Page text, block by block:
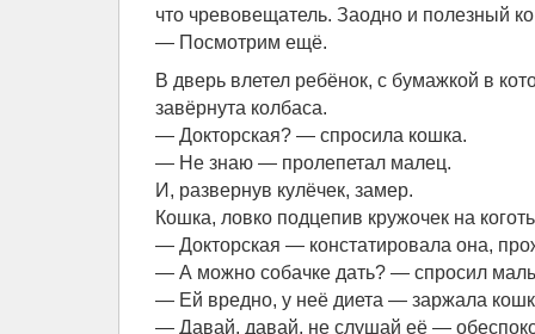
что чревовещатель. Заодно и полезный
— Посмотрим ещё.
В дверь влетел ребёнок, с бумажкой в
завёрнута колбаса.
— Докторская? — спросила кошка.
— Не знаю — пролепетал малец.
И, развернув кулёчек, замер.
Кошка, ловко подцепив кружочек на
— Докторская — констатировала она,
— А можно собачке дать? — спросил
— Ей вредно, у неё диета — заржала
— Давай, давай, не слушай её —